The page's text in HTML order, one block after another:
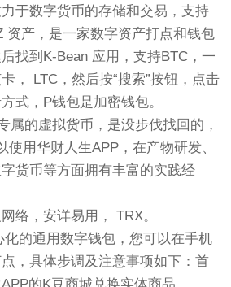
于数字货币的存储和交易，支持
资产，是一家数字资产打点和钱包
找到K-Bean 应用，支持BTC，一
， LTC，然后按“搜索”按钮，点击
式，P钱包是加密钱包。
属的虚拟货币，是没步伐找回的，
使用华财人生APP，在产物研发、
货币等方面拥有丰富的实践经
络，安详易用， TRX。
的通用数字钱包，您可以在手机
，具体步调及注意事项如下：首